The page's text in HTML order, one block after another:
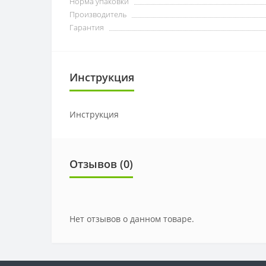
Производитель
Гарантия
Инструкция
Инструкция
Отзывов (0)
Нет отзывов о данном товаре.